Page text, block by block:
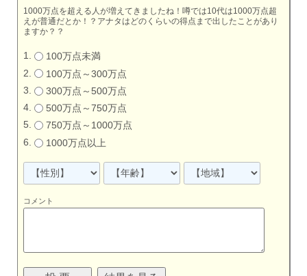
1000万点を超える人が増えてきましたね！噂では10代は1000万点超
えが普通だとか！？アナタはどのくらいの得点まで出したことがあり
ますか？？
100万点未満
100万点～300万点
300万点～500万点
500万点～750万点
750万点～1000万点
1000万点以上
コメント